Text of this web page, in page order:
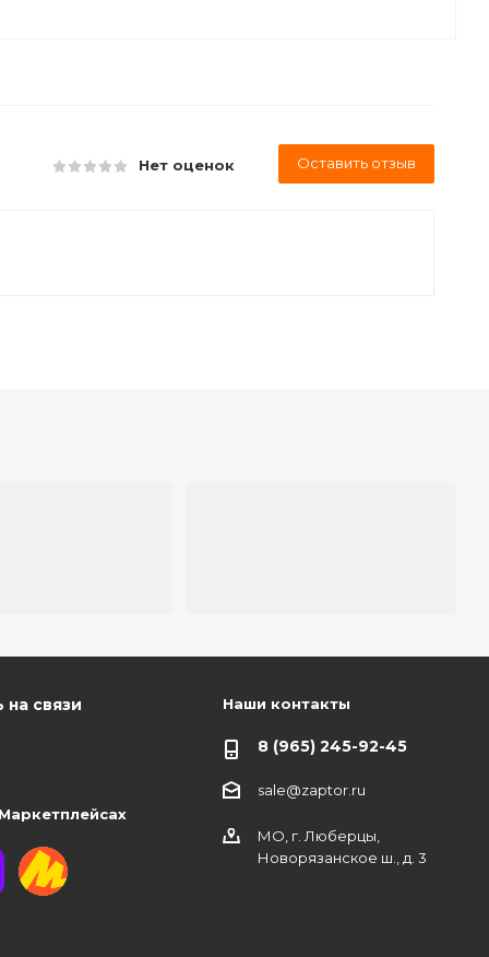
Нет оценок Оставить отзыв
на связи Наши контакты
8 (965) 245-92-45
sale@zaptor.ru
МО, г. Люберцы,
Новорязанское ш., д. 3